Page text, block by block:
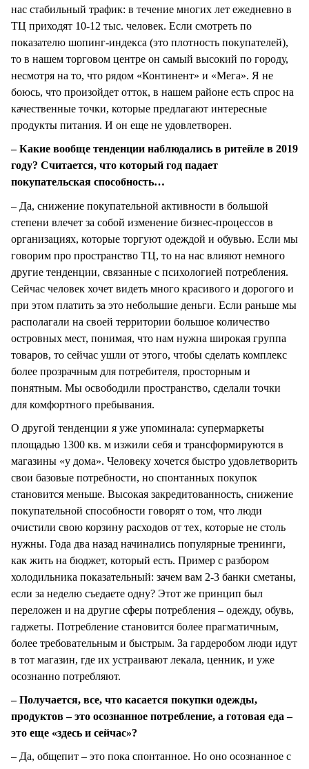
нас стабильный трафик: в течение многих лет ежедневно в
ТЦ приходят 10-12 тыс. человек. Если смотреть по
показателю шопинг-индекса (это плотность покупателей),
то в нашем торговом центре он самый высокий по городу,
несмотря на то, что рядом «Континент» и «Мега». Я не
боюсь, что произойдет отток, в нашем районе есть спрос на
качественные точки, которые предлагают интересные
продукты питания. И он еще не удовлетворен.
– Какие вообще тенденции наблюдались в ритейле в 2019
году? Считается, что который год падает
покупательская способность…
– Да, снижение покупательной активности в большой
степени влечет за собой изменение бизнес-процессов в
организациях, которые торгуют одеждой и обувью. Если мы
говорим про пространство ТЦ, то на нас влияют немного
другие тенденции, связанные с психологией потребления.
Сейчас человек хочет видеть много красивого и дорогого и
при этом платить за это небольшие деньги. Если раньше мы
располагали на своей территории большое количество
островных мест, понимая, что нам нужна широкая группа
товаров, то сейчас ушли от этого, чтобы сделать комплекс
более прозрачным для потребителя, просторным и
понятным. Мы освободили пространство, сделали точки
для комфортного пребывания.
О другой тенденции я уже упоминала: супермаркеты
площадью 1300 кв. м изжили себя и трансформируются в
магазины «у дома». Человеку хочется быстро удовлетворить
свои базовые потребности, но спонтанных покупок
становится меньше. Высокая закредитованность, снижение
покупательной способности говорят о том, что люди
очистили свою корзину расходов от тех, которые не столь
нужны. Года два назад начинались популярные тренинги,
как жить на бюджет, который есть. Пример с разбором
холодильника показательный: зачем вам 2-3 банки сметаны,
если за неделю съедаете одну? Этот же принцип был
переложен и на другие сферы потребления – одежду, обувь,
гаджеты. Потребление становится более прагматичным,
более требовательным и быстрым. За гардеробом люди идут
в тот магазин, где их устраивают лекала, ценник, и уже
осознанно потребляют.
– Получается, все, что касается покупки одежды,
продуктов – это осознанное потребление, а готовая еда –
это еще «здесь и сейчас»?
– Да, общепит – это пока спонтанное. Но оно осознанное с